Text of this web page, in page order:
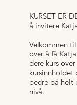
KURSET ER
å invitere
Velkommen
over å få
dere kurs
kursinnholdet
bedre på helt
nivå.